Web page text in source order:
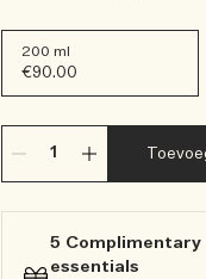
200 ml
€90.00
5
essentials​